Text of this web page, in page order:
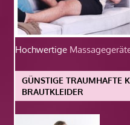
Hochwertige
GÜNSTIGE TRAUMHAFTE
BRAUTKLEIDER